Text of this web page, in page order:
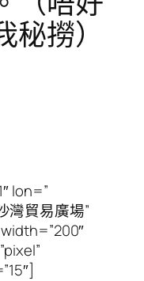
撈）
lon=”
灣貿易廣場”